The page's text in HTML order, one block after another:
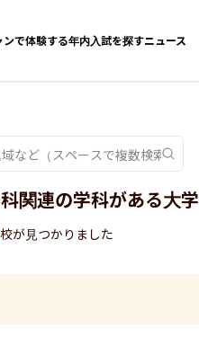
で体験する年内入試を探すニュース
関連の学科がある大学
校が見つかりました